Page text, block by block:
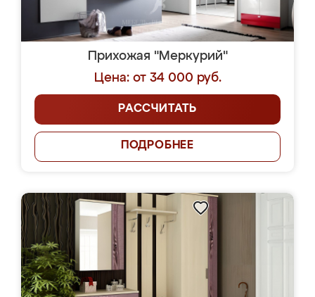
Прихожая "Меркурий"
Цена: от 34 000 руб.
РАССЧИТАТЬ
ПОДРОБНЕЕ